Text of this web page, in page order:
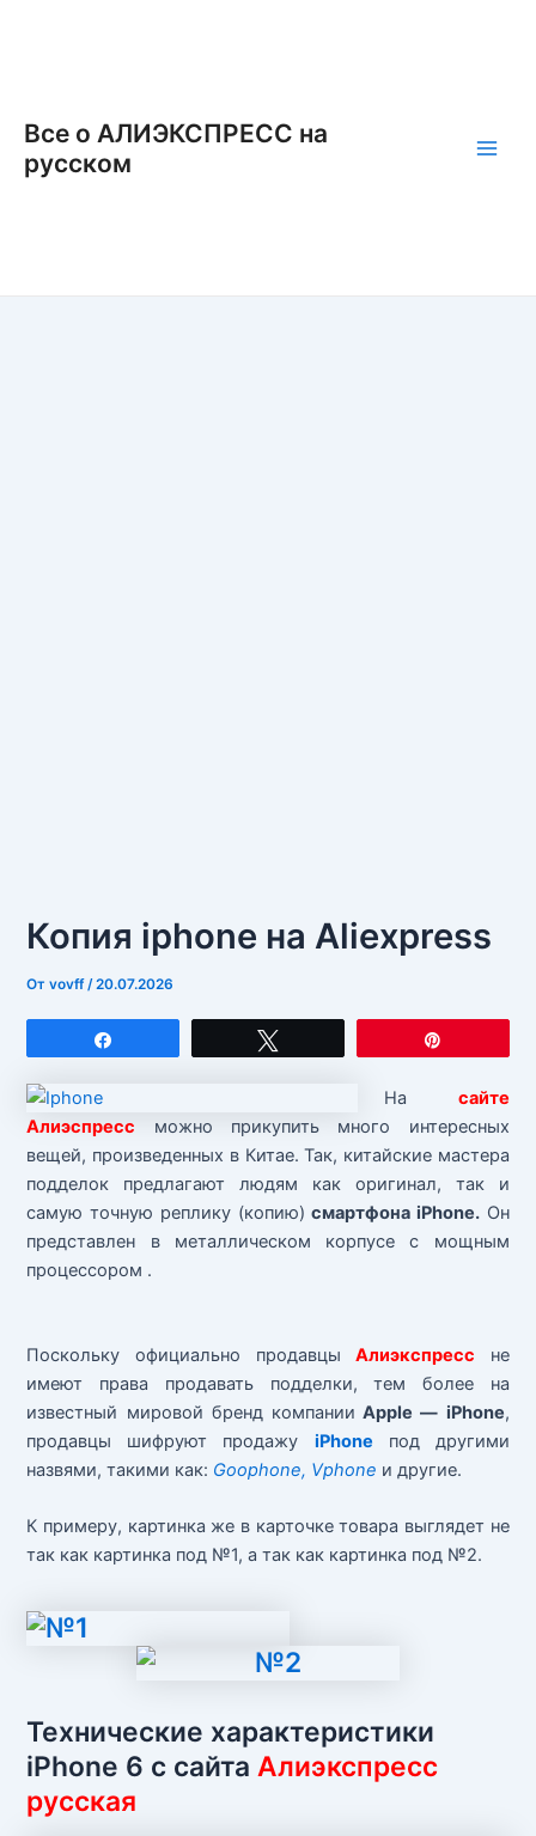
Все о АЛИЭКСПРЕСС на
русском
Копия iphone на Aliexpress
Отvovff /20.07.2026
На сайте
Алиэспресс можно прикупить много интересных
вещей, произведенных в Китае. Так, китайские мастера
подделок предлагают людям как оригинал, так и
самую точную реплику (копию)смартфона iPhone.Он
представлен в металлическом корпусе с мощным
процессором .
Поскольку официально продавцыАлиэкспресс не
имеют права продавать подделки, тем более на
известный мировой бренд компании Apple — iPhone,
продавцы шифруют продажу iPhone под другими
назвями, такими как: Goophone, Vphone и другие.
К примеру, картинка же в карточке товара выглядет не
так как картинка под №1, а так как картинка под №2.
Технические характеристики
iPhone 6 с сайтаАлиэкспресс
русская